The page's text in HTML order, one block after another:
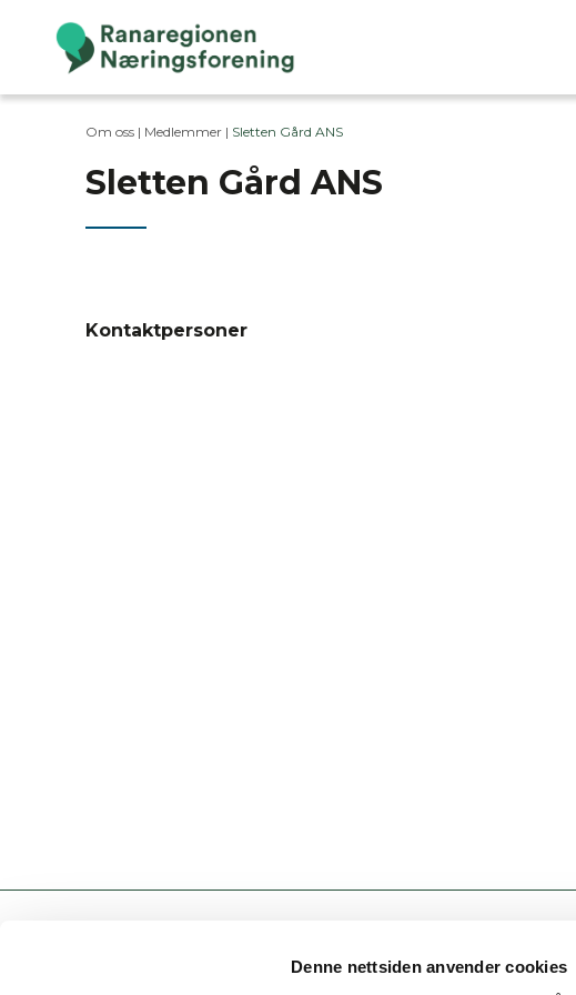
Denne nettsiden anvender cookies
Om oss | Medlemmer | Sletten Gård ANS
Sletten Gård ANS
Kontaktpersoner